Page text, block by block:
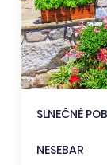
SLNEČNÉ
NESEBAR